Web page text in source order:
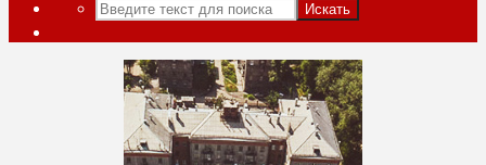
Искать